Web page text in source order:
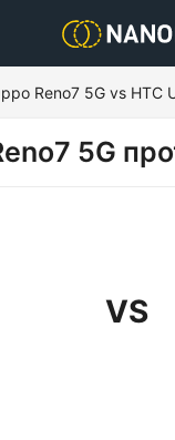
Reno7 5G vs HTC
5G
VS